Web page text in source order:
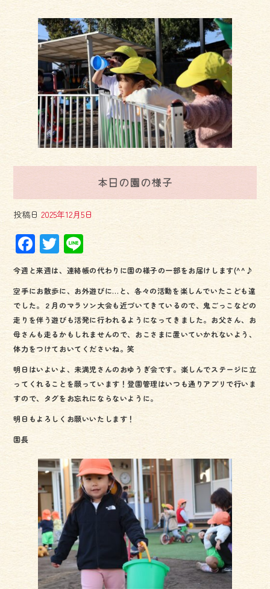
本日の園の様子
投稿日 2025年12月5日
F
ac
e
b
o
ok
T
wi
tt
er
ne
今週と来週は、連絡帳の代わりに園の様子の一部をお届けします(^^♪
空手にお散歩に、お外遊びに…と、各々の活動を楽しんでいたこども達
でした。２月のマラソン大会も近づいてきているので、鬼ごっこなどの
走りを伴う遊びも活発に行われるようになってきました。お父さん、お
母さんも走るかもしれませんので、おこさまに置いていかれないよう、
体力をつけておいてくださいね。笑
明日はいよいよ、未満児さんのおゆうぎ会です。楽しんでステージに立
ってくれることを願っています！登園管理はいつも通りアプリで行いま
すので、タグをお忘れにならないように。
明日もよろしくお願いいたします！
園長